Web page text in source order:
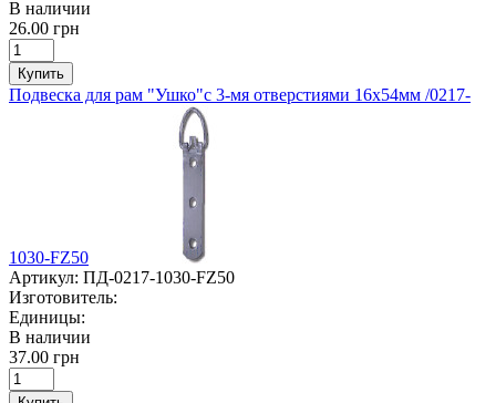
В наличии
26.00 грн
Купить
Подвеска для рам "Ушко"с 3-мя отверстиями 16х54мм /0217-
1030-FZ50
Артикул: ПД-0217-1030-FZ50
Изготовитель:
Единицы:
В наличии
37.00 грн